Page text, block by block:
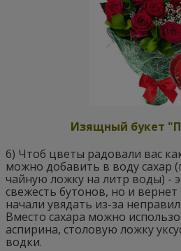
Изящный букет
6) Чтоб цветы радовали вас
можно добавить в воду сахар
чайную ложку на литр воды) -
свежесть бутонов, но и
начали увядать из-за
Вместо сахара можно
аспирина, столовую ложку
водки.